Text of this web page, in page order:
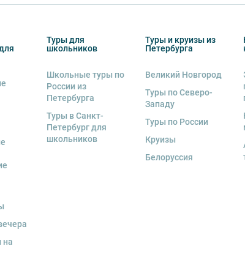
на
Туры для
школьников
Школьные туры по
России из
Петербурга
Туры в Санкт-
Петербург для
школьников
Туры и круизы из
Петербурга
Великий Новгород
Туры по Северо-
Западу
Туры по России
Круизы
Белоруссия